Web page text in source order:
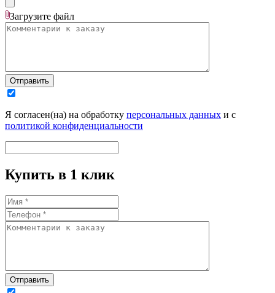
Загрузите файл
Отправить
Я согласен(на) на обработку персональных данных и с
политикой конфиденциальности
Купить в 1 клик
Отправить